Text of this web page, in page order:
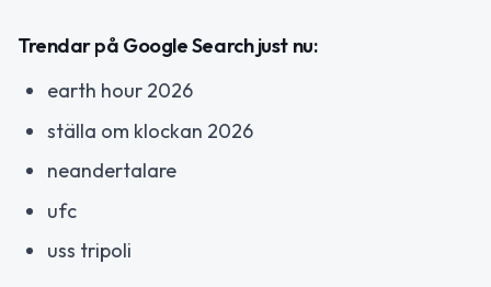
Trendar på Google Search just nu:
earth hour 2026
ställa om klockan 2026
neandertalare
ufc
uss tripoli